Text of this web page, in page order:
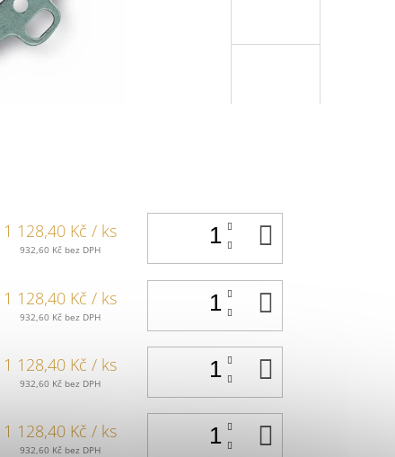
1 128,40 Kč / ks
932,60 Kč bez DPH
1 128,40 Kč / ks
932,60 Kč bez DPH
1 128,40 Kč / ks
932,60 Kč bez DPH
1 128,40 Kč / ks
932,60 Kč bez DPH